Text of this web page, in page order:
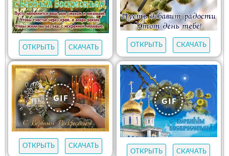
ОТКРЫТЬ СКАЧАТЬ ОТКРЫТЬ СКАЧАТЬ
ОТКРЫТЬ
СКАЧАТЬ
ОТКРЫТЬ
СКАЧАТЬ